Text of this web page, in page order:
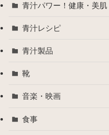
青汁パワー！健康・美肌
青汁レシピ
青汁製品
靴
音楽・映画
食事